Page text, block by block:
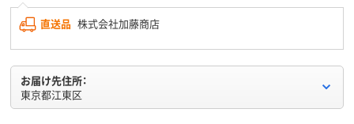
直送品 株式会社加藤商店
お届け先住所：
東京都江東区